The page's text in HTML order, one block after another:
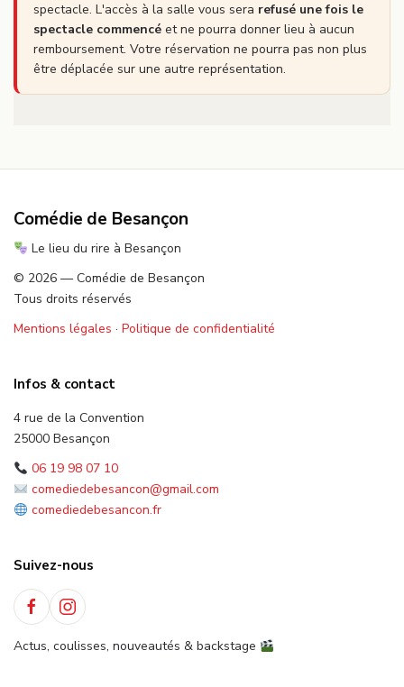
spectacle. L'accès à la salle vous sera refusé une fois le
spectacle commencé et ne pourra donner lieu à aucun
remboursement. Votre réservation ne pourra pas non plus
être déplacée sur une autre représentation.
Comédie de Besançon
Le lieu du rire à Besançon
© 2026 — Comédie de Besançon
Tous droits réservés
Mentions légales · Politique de confidentialité
Infos & contact
4 rue de la Convention
25000 Besançon
06 19 98 07 10
comediedebesancon@gmail.com
comediedebesancon.fr
Suivez-nous
Actus, coulisses, nouveautés & backstage